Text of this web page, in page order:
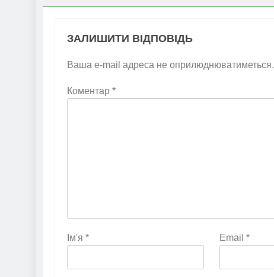
ЗАЛИШИТИ ВІДПОВІДЬ
Ваша e-mail адреса не оприлюднюватиметься.
Коментар *
Ім'я * Email *